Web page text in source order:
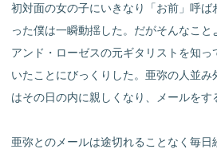
初対面の女の子にいきなり「お前」呼
った僕は一瞬動揺した。だがそんなこと
アンド・ローゼスの元ギタリストを知っ
いたことにびっくりした。亜弥の人並み
はその日の内に親しくなり、メールをす
亜弥とのメールは途切れることなく毎